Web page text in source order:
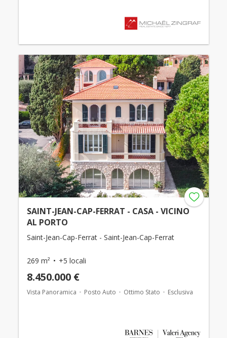
SAINT-JEAN-CAP-FERRAT - CASA - VICINO
AL PORTO
Saint-Jean-Cap-Ferrat - Saint-Jean-Cap-Ferrat
269 m² +5 locali
8.450.000 €
Vista Panoramica Posto Auto Ottimo Stato Esclusiva